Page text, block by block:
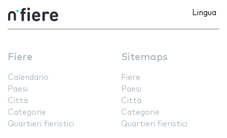
Lingua
Fiere
Calendario
Paesi
Città
Categorie
Quartieri fieristici
Sitemaps
Fiere
Paesi
Città
Categorie
Quartieri fieristici